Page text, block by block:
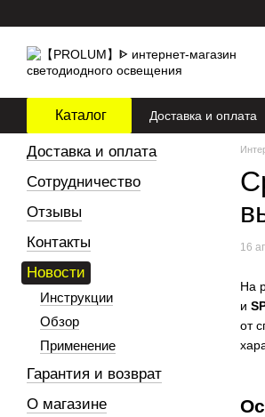
Каталог Доставка и оплата
16
На
и
от
Доставка и оплата
Сотрудничество
Отзывы
Контакты
Новости
Инструкции
Обзор
Применение
Гарантия и возврат
О магазине